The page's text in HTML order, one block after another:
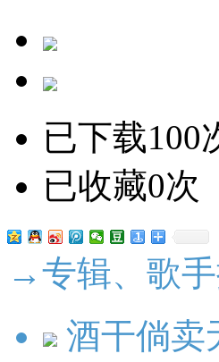
已下载100
已收藏0次
→专辑、歌
酒干倘卖